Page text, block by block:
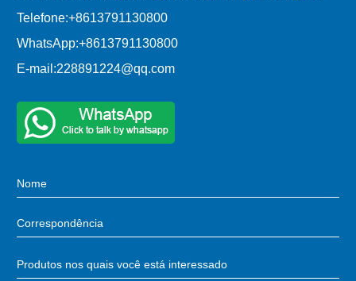
Telefone:+8613791130800
WhatsApp:+8613791130800
E-mail:228891224@qq.com